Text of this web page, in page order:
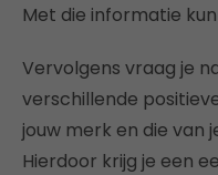
Met die informatie
Vervolgens vraag je
verschillende
jouw merk en die van
Hierdoor krijg je een